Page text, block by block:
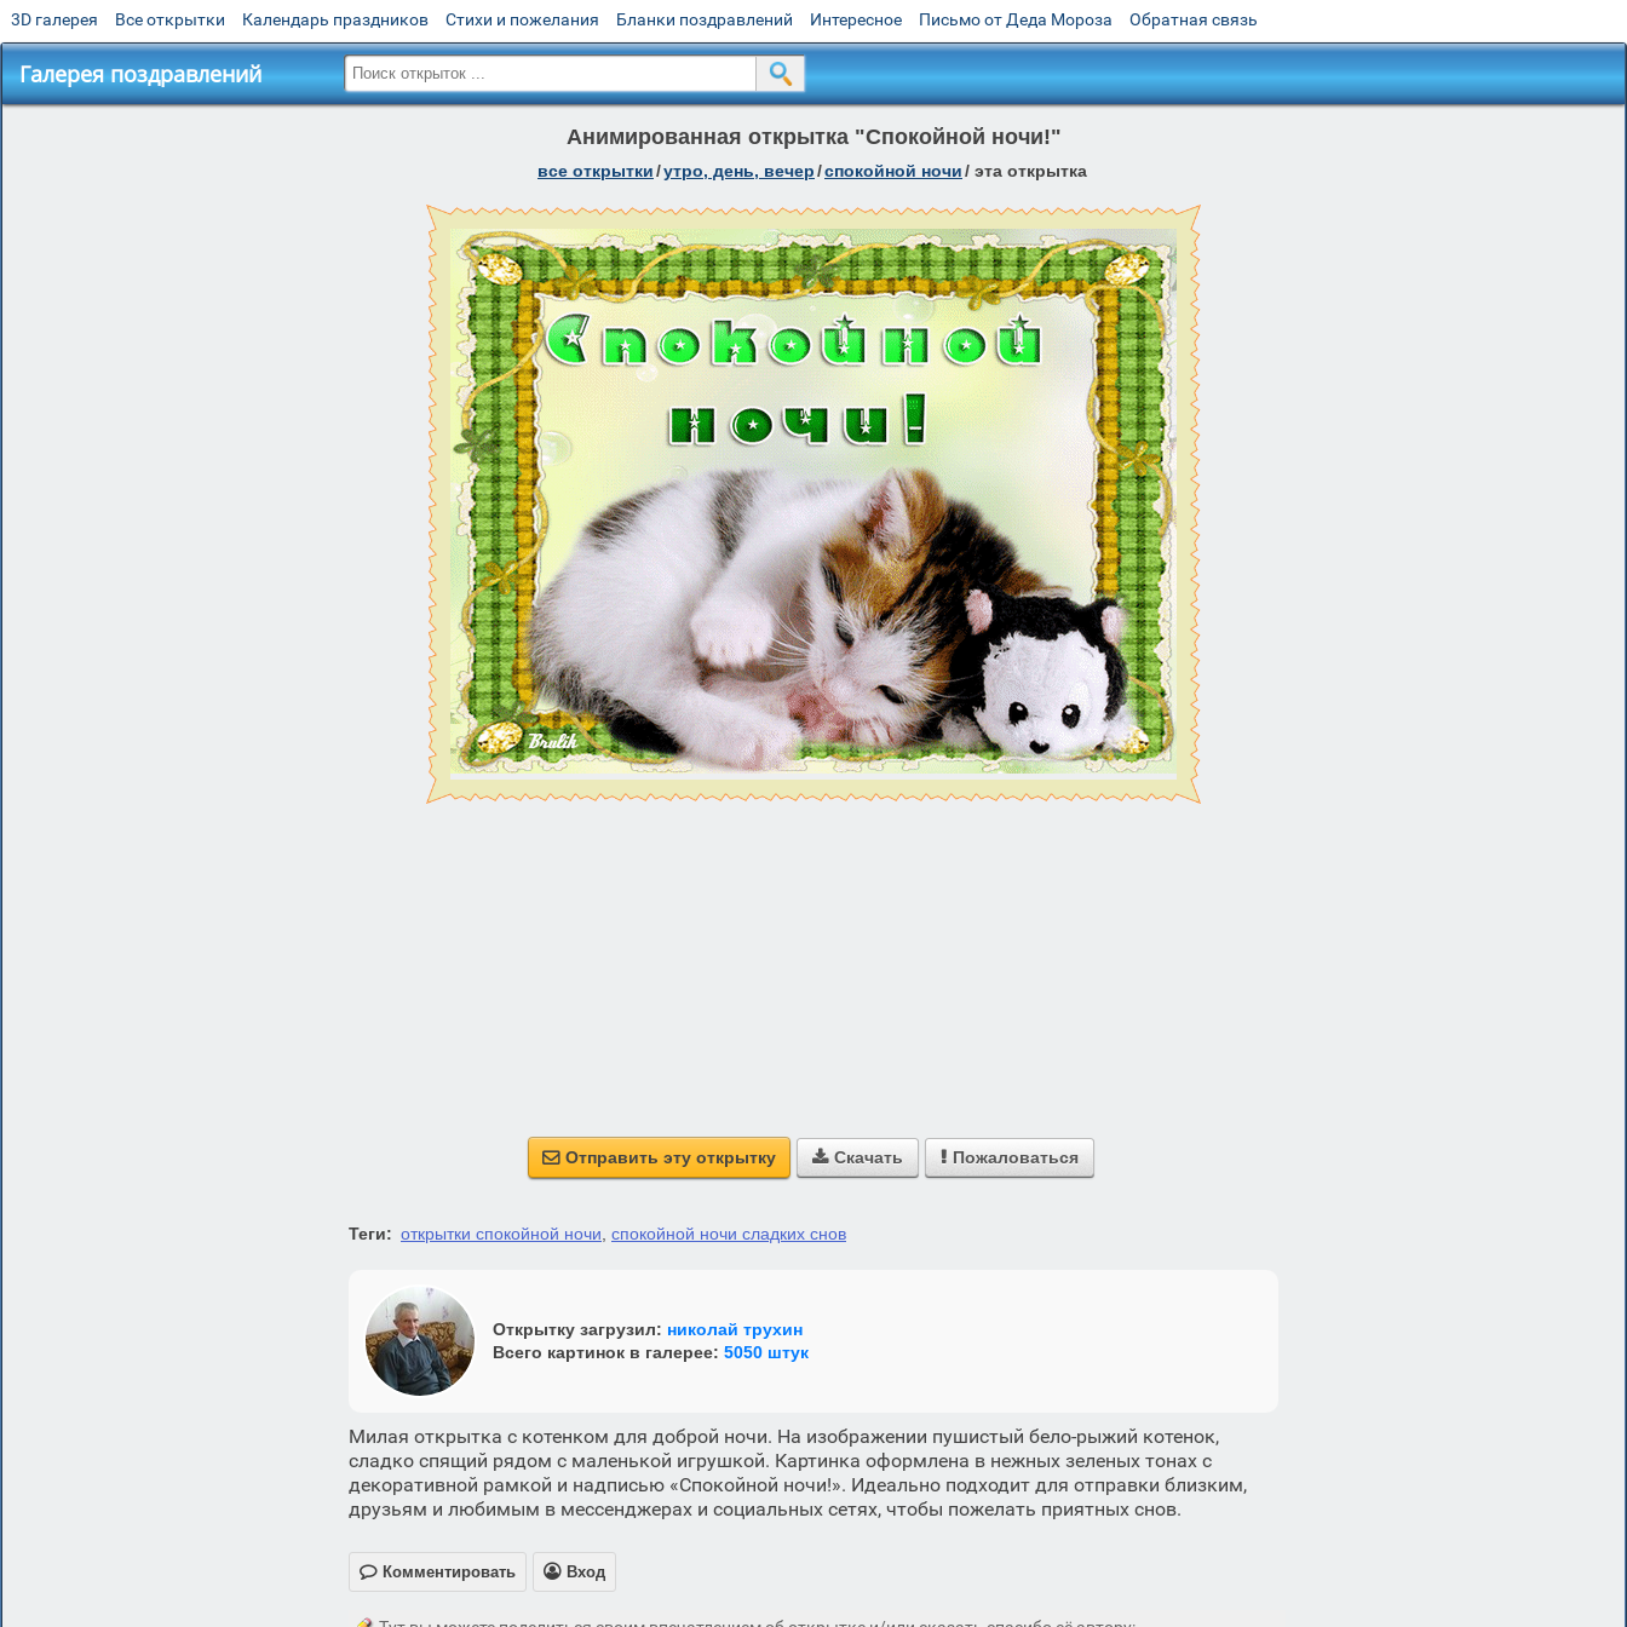
3D галерея Все открытки Календарь праздников Стихи и пожелания Бланки поздравлений Интересное Письмо от Деда Мороза Обратная связь
Галерея поздравлений
Анимированная открытка "Спокойной ночи!"
все открытки/утро, день, вечер/спокойной ночи/ эта открытка
 Отправить эту открытку  Скачать  Пожаловаться
Теги: открытки спокойной ночи спокойной ночи сладких снов
Открытку загрузил: николай трухин
Всего картинок в галерее: 5050 штук
Милая открытка с котенком для доброй ночи. На изображении пушистый бело-рыжий котенок,
сладко спящий рядом с маленькой игрушкой. Картинка оформлена в нежных зеленых тонах с
декоративной рамкой и надписью «Спокойной ночи!». Идеально подходит для отправки близким,
друзьям и любимым в мессенджерах и социальных сетях, чтобы пожелать приятных снов.
 Комментировать  Вход